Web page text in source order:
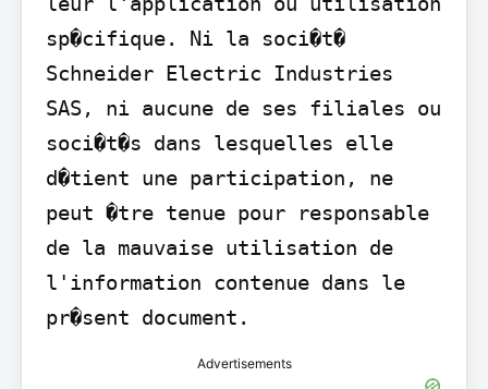
sp�cifique. Ni la soci�t�
Schneider Electric Industries
SAS, ni aucune de ses filiales ou
soci�t�s dans lesquelles elle
d�tient une participation, ne
peut �tre tenue pour responsable
de la mauvaise utilisation de
l'information contenue dans le
pr�sent document.
Advertisements